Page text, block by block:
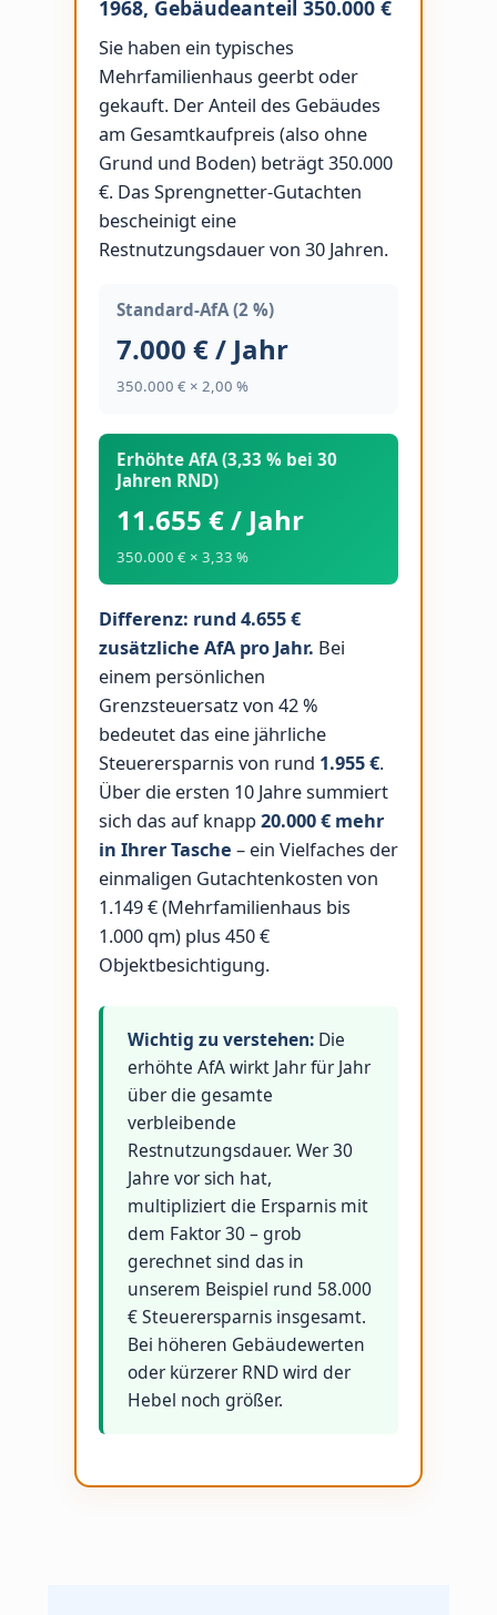
1968, Gebäudeanteil 350.000 €
Sie haben ein typisches
Mehrfamilienhaus geerbt oder
gekauft. Der Anteil des Gebäudes
am Gesamtkaufpreis (also ohne
Grund und Boden) beträgt 350.000
€. Das Sprengnetter-Gutachten
bescheinigt eine
Restnutzungsdauer von 30 Jahren.
Standard-AfA (2 %)
7.000 € / Jahr
350.000 € × 2,00 %
Erhöhte AfA (3,33 % bei 30
Jahren RND)
11.655 € / Jahr
350.000 € × 3,33 %
Differenz: rund 4.655 €
zusätzliche AfA pro Jahr. Bei
einem persönlichen
Grenzsteuersatz von 42 %
bedeutet das eine jährliche
Steuerersparnis von rund 1.955 €.
Über die ersten 10 Jahre summiert
sich das auf knapp20.000 € mehr
in Ihrer Tasche – ein Vielfaches der
einmaligen Gutachtenkosten von
1.149 € (Mehrfamilienhaus bis
1.000 qm) plus 450 €
Objektbesichtigung.
Wichtig zu verstehen: Die
erhöhte AfA wirkt Jahr für Jahr
über die gesamte
verbleibende
Restnutzungsdauer. Wer 30
Jahre vor sich hat,
multipliziert die Ersparnis mit
dem Faktor 30 – grob
gerechnet sind das in
unserem Beispiel rund 58.000
€ Steuerersparnis insgesamt.
Bei höheren Gebäudewerten
oder kürzerer RND wird der
Hebel noch größer.